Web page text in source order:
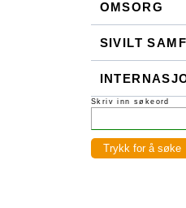
OMSORG
SIVILT
Skriv inn søkeord